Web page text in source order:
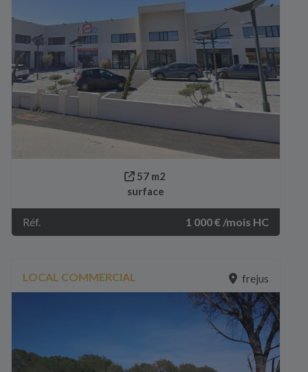
57 m2
surface
Réf. 1 000 € /mois HC
LOCAL COMMERCIAL frejus